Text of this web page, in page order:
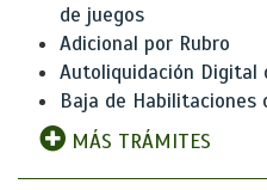
de juegos
Adicional por Rubro
Autoliquidación Digital
Baja de Habilitaciones
MÁS TRÁMITES